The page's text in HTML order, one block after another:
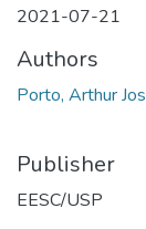
2021-07-21
Authors
Porto, Arthur
Publisher
EESC/USP